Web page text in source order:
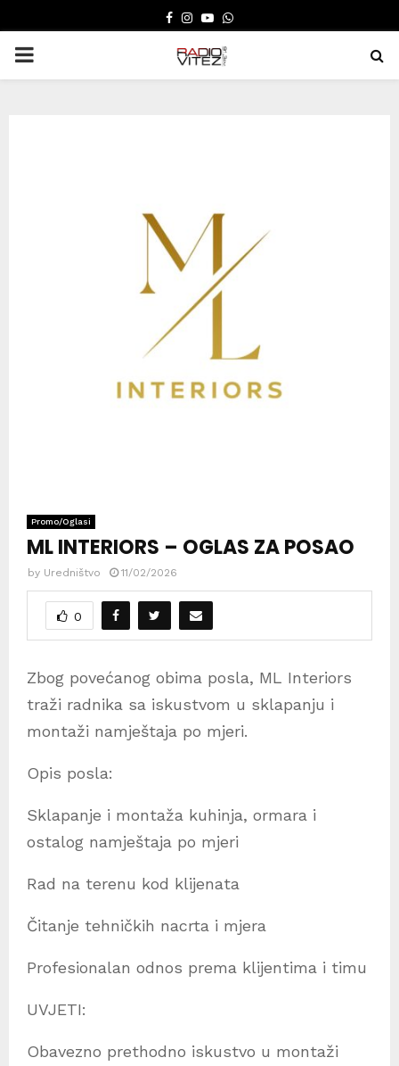
FACEBOOK
INSTAGRAM
YOUTUBE
WHATSAPP
PRIMARY
Promo/Oglasi
ML INTERIORS – OGLAS ZA POSAO
by Uredništvo 11/02/2026
0
Zbog povećanog obima posla, ML Interiors
traži radnika sa iskustvom u sklapanju i
montaži namještaja po mjeri.
Opis posla:
Sklapanje i montaža kuhinja, ormara i
ostalog namještaja po mjeri
Rad na terenu kod klijenata
Čitanje tehničkih nacrta i mjera
Profesionalan odnos prema klijentima i timu
UVJETI:
Obavezno prethodno iskustvo u montaži